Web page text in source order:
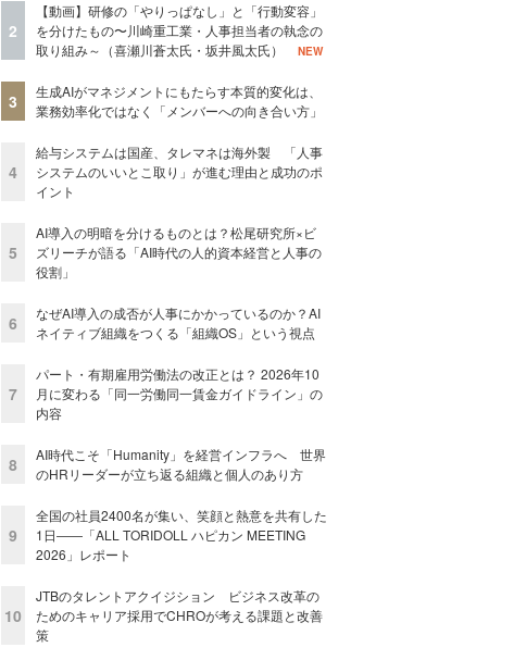
2
【動画】研修の「やりっぱなし」と「行動変容」
を分けたもの〜川崎重工業・人事担当者の執念の
取り組み～（喜瀬川蒼太氏・坂井風太氏）
NEW
3
生成AIがマネジメントにもたらす本質的変化は、
業務効率化ではなく「メンバーへの向き合い方」
4
給与システムは国産、タレマネは海外製 「人事
システムのいいとこ取り」が進む理由と成功のポ
イント
5
AI導入の明暗を分けるものとは？松尾研究所×ビ
ズリーチが語る「AI時代の人的資本経営と人事の
役割」
6
なぜAI導入の成否が人事にかかっているのか？AI
ネイティブ組織をつくる「組織OS」という視点
7
パート・有期雇用労働法の改正とは？ 2026年10
月に変わる「同一労働同一賃金ガイドライン」の
内容
8
AI時代こそ「Humanity」を経営インフラへ 世界
のHRリーダーが立ち返る組織と個人のあり方
9
全国の社員2400名が集い、笑顔と熱意を共有した
1日――「ALL TORIDOLL ハピカン MEETING
2026」レポート
10
JTBのタレントアクイジション ビジネス改革の
ためのキャリア採用でCHROが考える課題と改善
策